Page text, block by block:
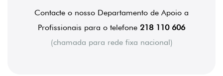
Contacte o nosso Departamento de Apoio a
Profissionais para o telefone 218 110 606
(chamada para rede fixa nacional)